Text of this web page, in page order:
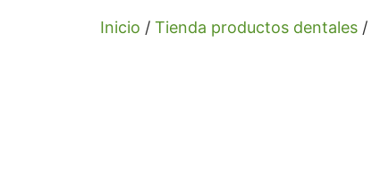
Inicio / Tienda productos dentales /